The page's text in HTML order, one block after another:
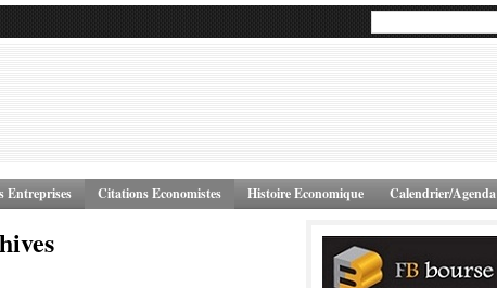
Entreprises Citations Economistes Histoire Economique Calendrier/Agenda